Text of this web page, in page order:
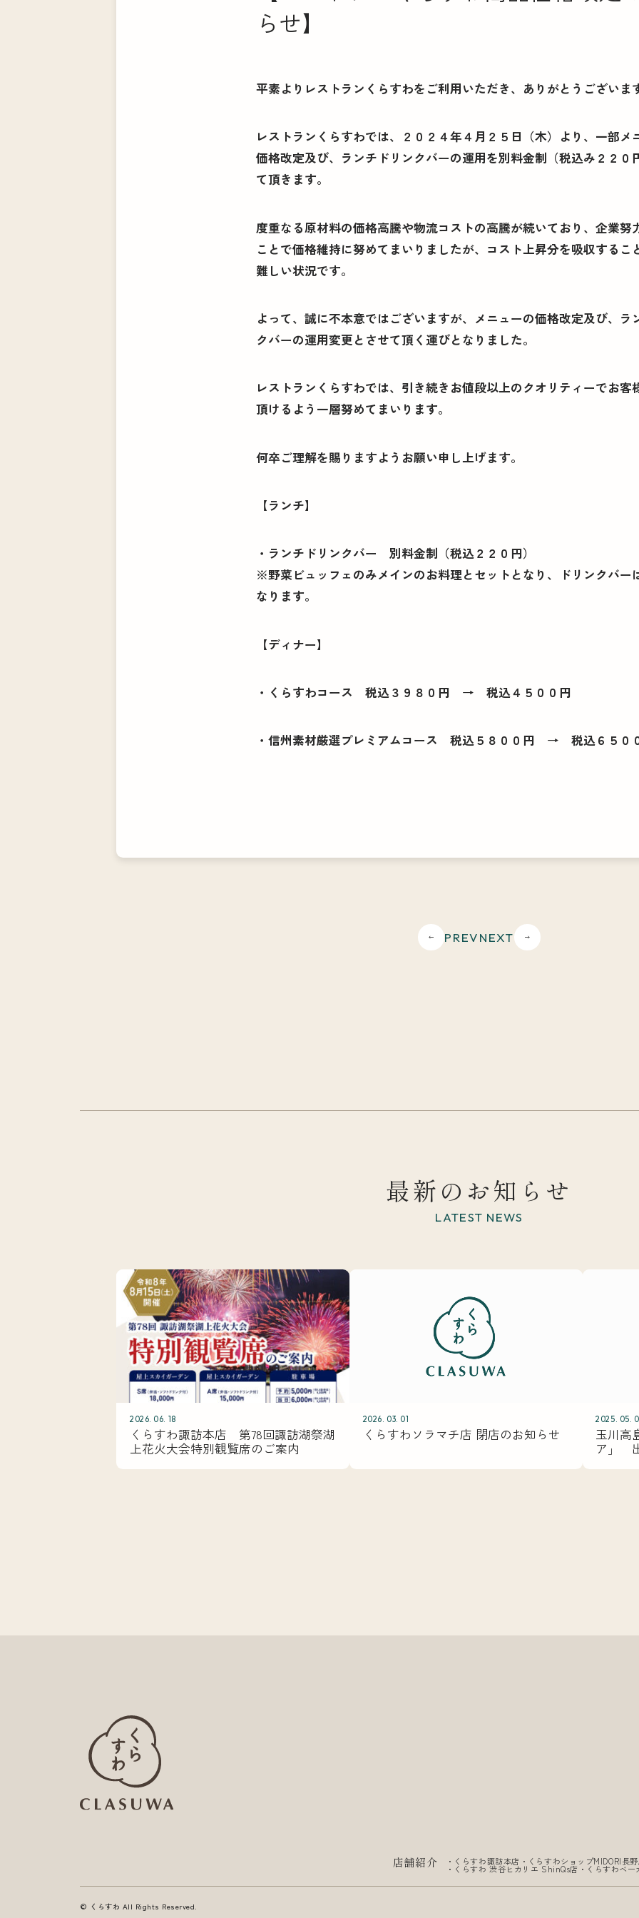
くらすわと
お知らせ
店舗一覧
らせ】
平素よりレストランくらすわをご利用いただき、ありがとうございま
レストランくらすわでは、２０２４年４月２５日（木）より、一部メ
価格改定及び、ランチドリンクバーの運用を別料金制（税込み２２０
て頂きます。
度重なる原材料の価格高騰や物流コストの高騰が続いており、企業努
ことで価格維持に努めてまいりましたが、コスト上昇分を吸収するこ
難しい状況です。
よって、誠に不本意ではございますが、メニューの価格改定及び、ラ
クバーの運用変更とさせて頂く運びとなりました。
レストランくらすわでは、引き続きお値段以上のクオリティーでお客
頂けるよう一層努めてまいります。
何卒ご理解を賜りますようお願い申し上げます。
【ランチ】
・ランチドリンクバー 別料金制（税込２２０円）
※野菜ビュッフェのみメインのお料理とセットとなり、ドリンクバー
なります。
【ディナー】
・くらすわコース 税込３９８０円 → 税込４５００円
・信州素材厳選プレミアムコース 税込５８００円 → 税込６５０
PREVNEXT
最新のお知らせ
LATEST NEWS
2026. 06. 18
くらすわ諏訪本店 第78回諏訪湖祭湖
上花火大会特別観覧席のご案内
2026. 03. 01
くらすわソラマチ店 閉店のお知らせ
2025. 05.
玉川高
ア」
店舗紹介 ・ くらすわ諏訪本店 ・ くらすわショップMIDORI長
・ くらすわ 渋谷ヒカリエ ShinQs店・ くらすわベ
© くらすわ All Rights Reserved.